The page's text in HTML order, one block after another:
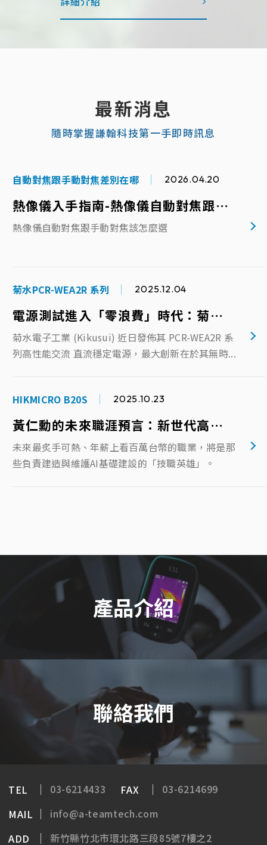
最新消息
隨時掌握謙翰科技第一手即時訊息
謙翰科技獨家鉅獻-日本雙雄KIKUSUI x SUITA電源
測試解決方案，以超過70年的電源製造技術，加上...
謙翰科技股份有限公司為杭州海康微影傳感科技有限
公司 HIKMICRO 台灣正式授權代理商。
自動對焦跟手動對焦差別在哪 2026.04.20
熱像儀入手指南-熱像儀自動對焦跟手動對焦該怎麼選
熱像儀自動對焦跟手動對焦該怎麼選
菊水PCR-WEA2R 系列 2025.12.04
電源測試進入「零浪費」時代：菊水新款變頻電源，實現 100% 電力回收，為 EV/綠色能源測試注入高效動能
菊水電子工業 (Kikusui) 近日發佈其 PCR-WEA2R 系
列高性能交流 直流穩定電源，最大創新在於其無時...
HIKMICRO B20S 2025.10.23
黃仁勳的未來職涯預言：新世代高薪職業與關鍵技術裝備
未來最炙手可熱、年薪上看百萬台幣的職業，將是那
些負責建造與維護AI基礎建設的「技職英雄」。
海康微影正式代理商｜海康微影維修中心｜熱像儀維
2025.06.03
【展後回顧】謙翰科技參與2025高雄自動化工業展 展現智慧檢測與預知維護整合實力
G31,G61熱像儀解析度比較 2025.03.22
其核心性能之一便是解析度。
BBU最佳選擇-日本菊水電子 2024.12.11
產品介紹
聯絡我們
TEL 03-6214433 FAX
03-6214699
MAIL
info@a-teamtech.com
ADD
新竹縣竹北市環北路三段85號7樓之2